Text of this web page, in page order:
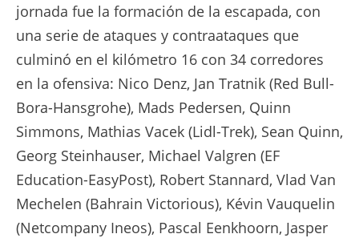
jornada fue la formación de la escapada, con
una serie de ataques y contraataques que
culminó en el kilómetro 16 con 34 corredores
en la ofensiva: Nico Denz, Jan Tratnik (Red Bull-
Bora-Hansgrohe), Mads Pedersen, Quinn
Simmons, Mathias Vacek (Lidl-Trek), Sean Quinn,
Georg Steinhauser, Michael Valgren (EF
Education-EasyPost), Robert Stannard, Vlad Van
Mechelen (Bahrain Victorious), Kévin Vauquelin
(Netcompany Ineos), Pascal Eenkhoorn, Jasper